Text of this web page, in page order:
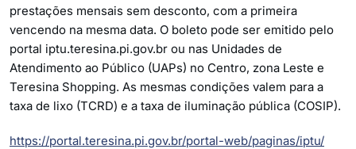
prestações mensais sem desconto, com a primeira
vencendo na mesma data. O boleto pode ser emitido pelo
portal iptu.teresina.pi.gov.br ou nas Unidades de
Atendimento ao Público (UAPs) no Centro, zona Leste e
Teresina Shopping. As mesmas condições valem para a
taxa de lixo (TCRD) e a taxa de iluminação pública (COSIP).
https://portal.teresina.pi.gov.br/portal-web/paginas/iptu/